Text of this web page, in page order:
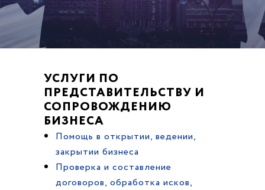
УСЛУГИ ПО
ПРЕДСТАВИТЕЛЬСТВУ И
СОПРОВОЖДЕНИЮ
БИЗНЕСА
Помощь в открытии, ведении,
закрытии бизнеса
Проверка и составление
договоров, обработка исков,